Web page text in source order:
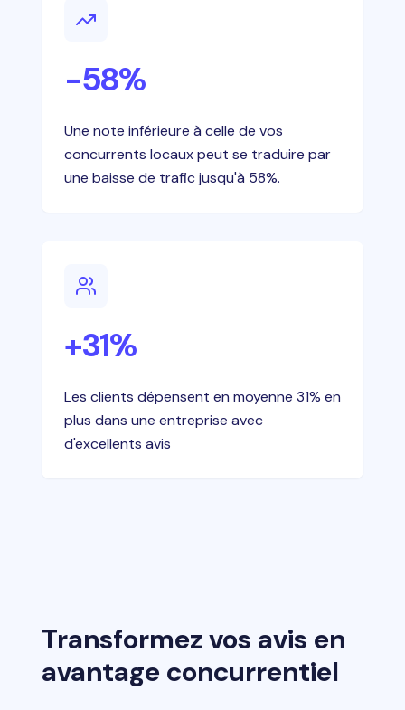
-58%
Une note inférieure à celle de vos
concurrents locaux peut se traduire par
une baisse de trafic jusqu'à 58%.
+31%
Les clients dépensent en moyenne 31% en
plus dans une entreprise avec
d'excellents avis
Transformez vos avis en
avantage concurrentiel